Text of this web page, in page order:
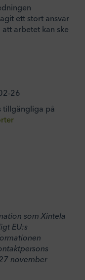
ett stort ansvar
arbetet kan ske
26
tillgängliga på
som Xintela
EU:s
november